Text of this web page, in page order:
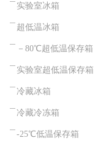
实验室冰箱
超低温冰箱
－80℃超低温保存箱
实验室超低温保存箱
冷藏冰箱
冷藏冷冻箱
-25℃低温保存箱